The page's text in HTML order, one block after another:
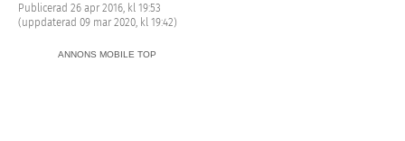
Publicerad 26 apr 2016, kl 19:53
(uppdaterad 09 mar 2020, kl 19:42)
ANNONS MOBILE TOP